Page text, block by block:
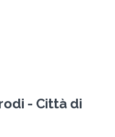
- Città di